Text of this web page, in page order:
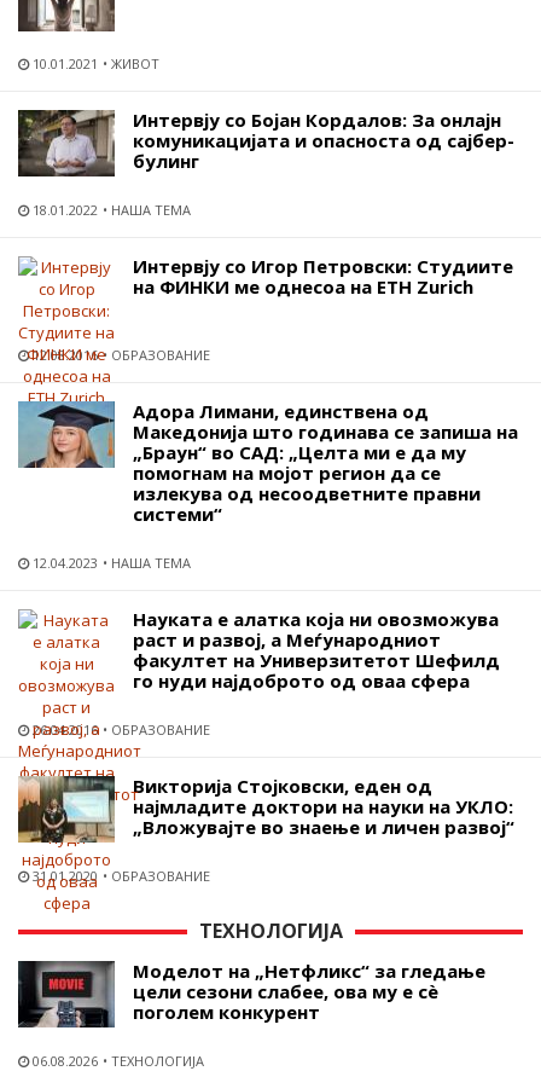
10.01.2021 ЖИВОТ
Интервју со Бојан Кордалов: За онлајн
комуникацијата и опасноста од сајбер-
булинг
18.01.2022 НАША ТЕМА
Интервју со Игор Петровски: Студиите
на ФИНКИ ме однесоа на ETH Zurich
12.08.2016 ОБРАЗОВАНИЕ
Адора Лимани, единствена од
Македонија што годинава се запиша на
„Браун“ во САД: „Целта ми е да му
помогнам на мојот регион да се
излекува од несоодветните правни
системи“
12.04.2023 НАША ТЕМА
Науката е алатка која ни овозможува
раст и развој, а Меѓународниот
факултет на Универзитетот Шефилд
го нуди најдоброто од оваа сфера
26.04.2016 ОБРАЗОВАНИЕ
Викторија Стојковски, еден од
најмладите доктори на науки на УКЛО:
„Вложувајте во знаење и личен развој“
31.01.2020 ОБРАЗОВАНИЕ
ТЕХНОЛОГИЈА
Моделот на „Нетфликс“ за гледање
цели сезони слабее, ова му е сѐ
поголем конкурент
06.08.2026 ТЕХНОЛОГИЈА